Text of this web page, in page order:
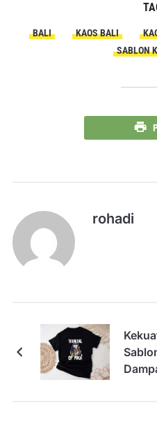
BALI KAOS BALI
SABLON
rohadi